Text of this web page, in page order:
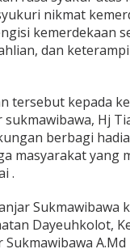
nikmat
kemerdekaan
dan
tersebut kepada
Hj
berbagi
masyarakat yang
.
Sukmawibawa
Dayeuhkolot,
A.Md